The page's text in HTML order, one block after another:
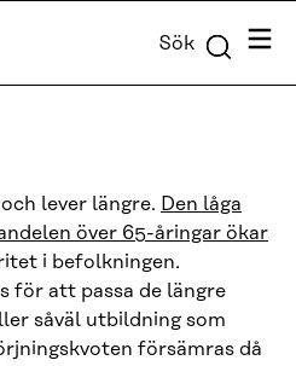
Sök Meny
lever längre. Den låga
över 65-åringar ökar
i befolkningen.
för att passa de längre
såväl utbildning som
försämras då